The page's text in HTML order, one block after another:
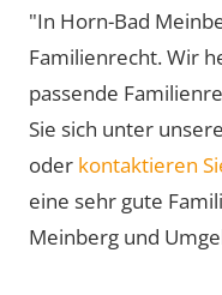
"In Horn-Bad
Familienrecht. Wir
passende
Sie sich unter
oder kontaktieren
eine sehr gute
Meinberg und